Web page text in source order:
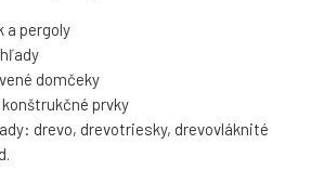
a pergoly
domčeky
prvky
drevo, drevotriesky, drevovláknité